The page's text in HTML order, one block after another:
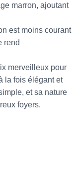
marron, ajoutant
est moins courant
rend
merveilleux pour
la fois élégant et
et sa nature
foyers.